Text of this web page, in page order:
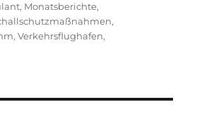
, Monatsberichte,
,
,Verkehrsflughafen,